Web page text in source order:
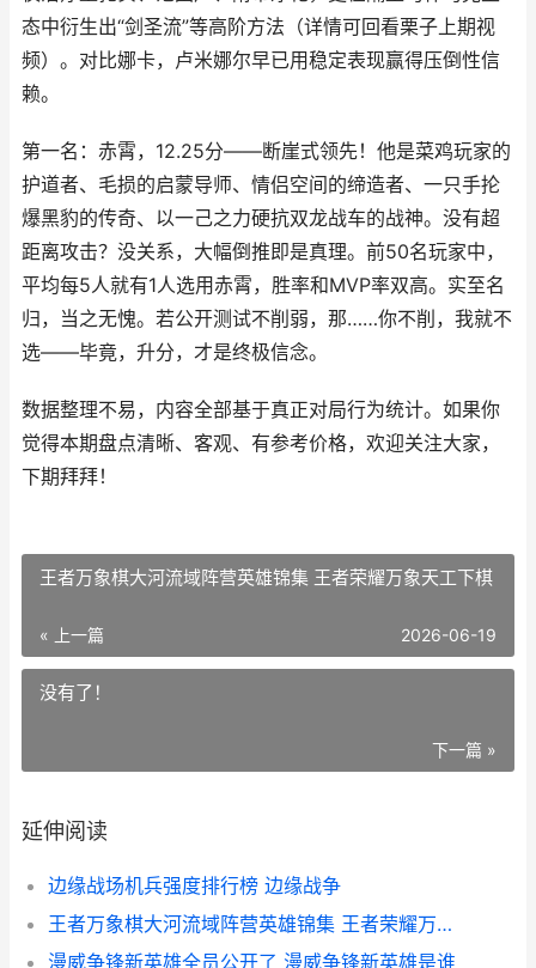
态中衍生出“剑圣流”等高阶方法（详情可回看栗子上期视
频）。对比娜卡，卢米娜尔早已用稳定表现赢得压倒性信
赖。
第一名：赤霄，12.25分——断崖式领先！他是菜鸡玩家的
护道者、毛损的启蒙导师、情侣空间的缔造者、一只手抡
爆黑豹的传奇、以一己之力硬抗双龙战车的战神。没有超
距离攻击？没关系，大幅倒推即是真理。前50名玩家中，
平均每5人就有1人选用赤霄，胜率和MVP率双高。实至名
归，当之无愧。若公开测试不削弱，那……你不削，我就不
选——毕竟，升分，才是终极信念。
数据整理不易，内容全部基于真正对局行为统计。如果你
觉得本期盘点清晰、客观、有参考价格，欢迎关注大家，
下期拜拜！
王者万象棋大河流域阵营英雄锦集 王者荣耀万象天工下棋
« 上一篇 2026-06-19
没有了！
下一篇 »
延伸阅读
边缘战场机兵强度排行榜 边缘战争
王者万象棋大河流域阵营英雄锦集 王者荣耀万象天工下棋
漫威争锋新英雄全员公开了 漫威争锋新英雄是谁